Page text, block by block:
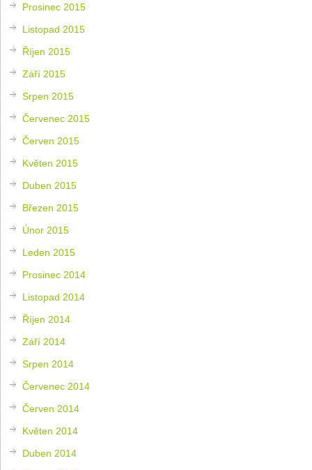
Prosinec 2015
Listopad 2015
Říjen 2015
Září 2015
Srpen 2015
Červenec 2015
Červen 2015
Květen 2015
Duben 2015
Březen 2015
Únor 2015
Leden 2015
Prosinec 2014
Listopad 2014
Říjen 2014
Září 2014
Srpen 2014
Červenec 2014
Červen 2014
Květen 2014
Duben 2014